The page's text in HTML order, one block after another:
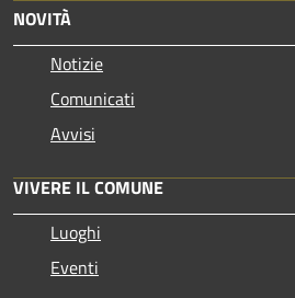
NOVITÀ
Notizie
Comunicati
Avvisi
VIVERE IL COMUNE
Luoghi
Eventi